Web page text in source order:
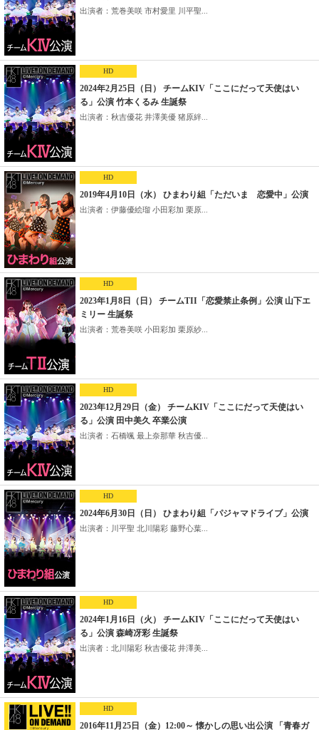
出演者：荒巻美咲 市村愛里 川平聖...
HD
2024年2月25日（日） チームKIV「ここにだって天使はい
る」公演 竹本くるみ 生誕祭
出演者：秋吉優花 井澤美優 猪原絆...
HD
2019年4月10日（水） ひまわり組「ただいま 恋愛中」公演
出演者：伊藤優絵瑠 小田彩加 栗原...
HD
2023年1月8日（日） チームTII「恋愛禁止条例」公演 山下エ
ミリー 生誕祭
出演者：荒巻美咲 小田彩加 栗原紗...
HD
2023年12月29日（金） チームKIV「ここにだって天使はい
る」公演 田中美久 卒業公演
出演者：石橋颯 最上奈那華 秋吉優...
HD
2024年6月30日（日） ひまわり組「パジャマドライブ」公演
出演者：川平聖 北川陽彩 藤野心葉...
HD
2024年1月16日（火） チームKIV「ここにだって天使はい
る」公演 森崎冴彩 生誕祭
出演者：北川陽彩 秋吉優花 井澤美...
HD
2016年11月25日（金）12:00～ 懐かしの思い出公演 「青春ガ